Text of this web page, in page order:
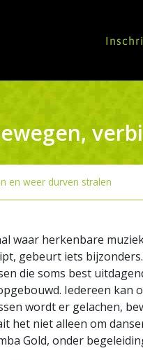
en weer durven stralen
waar herkenbare
gebeurt iets
die soms best
Iedereen kan
wordt er gelachen,
het niet alleen om
Gold, onder